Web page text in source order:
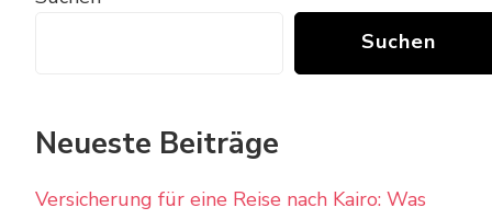
Suchen
Neueste Beiträge
Versicherung für eine Reise nach Kairo: Was